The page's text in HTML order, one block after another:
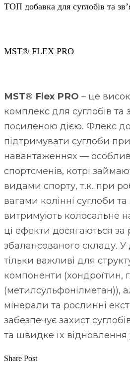
ТОП добавка для суглобів та
MST® FLEX PRO
MST® Flex PRO – це
комплекс для суглобів та
посиленою дією. Флекс
підтримувати суглоби
навантаженнях —
спортсменів, котрі
видами спорту, т.к. при
вагами колінні суглоби
витримують колосальне
ці ефекти досягаються за
збалансованого складу. У
тільки важливі для
компоненти (хондроїтин,
(метилсульфонілметан)),
мінерали та рослинні
забезпечує захист
та швидке їх відновлення
Share Post